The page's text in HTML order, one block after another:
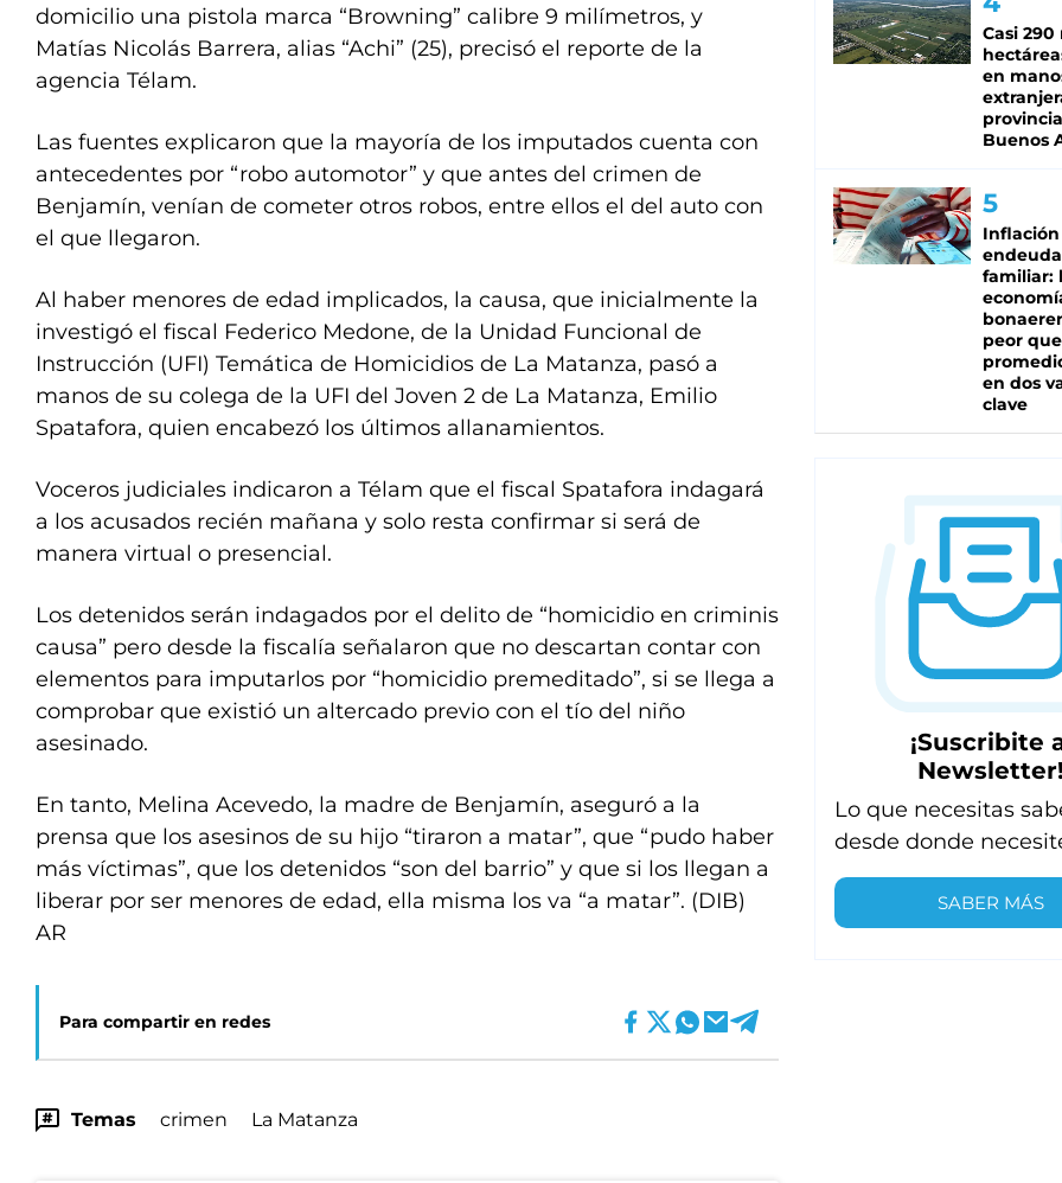
domicilio una pistola marca “Browning” calibre 9 milímetros, y
Matías Nicolás Barrera, alias “Achi” (25), precisó el reporte de la
agencia Télam.
Las fuentes explicaron que la mayoría de los imputados cuenta con
antecedentes por “robo automotor” y que antes del crimen de
Benjamín, venían de cometer otros robos, entre ellos el del auto con
el que llegaron.
Al haber menores de edad implicados, la causa, que inicialmente la
investigó el fiscal Federico Medone, de la Unidad Funcional de
Instrucción (UFI) Temática de Homicidios de La Matanza, pasó a
manos de su colega de la UFI del Joven 2 de La Matanza, Emilio
Spatafora, quien encabezó los últimos allanamientos.
Voceros judiciales indicaron a Télam que el fiscal Spatafora indagará
a los acusados recién mañana y solo resta confirmar si será de
manera virtual o presencial.
Los detenidos serán indagados por el delito de “homicidio en criminis
causa” pero desde la fiscalía señalaron que no descartan contar con
elementos para imputarlos por “homicidio premeditado”, si se llega a
comprobar que existió un altercado previo con el tío del niño
asesinado.
En tanto, Melina Acevedo, la madre de Benjamín, aseguró a la
prensa que los asesinos de su hijo “tiraron a matar”, que “pudo haber
más víctimas”, que los detenidos “son del barrio” y que si los llegan a
liberar por ser menores de edad, ella misma los va “a matar”. (DIB)
AR
Para compartir en redes
Temas crimen La Matanza
Casi 290
en
Buenos
Inflación
familiar:
peor
en dos
clave
¡Suscribite
Newsletter!
Lo que necesitas
desde donde
SABER MÁS